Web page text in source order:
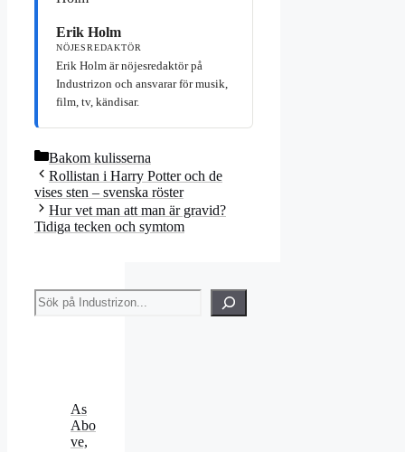
Erik Holm
NÖJESREDAKTÖR
Erik Holm är nöjesredaktör på
Industrizon och ansvarar för musik,
film, tv, kändisar.
Kategorier
Bakom kulisserna
Rollistan i Harry Potter och de
vises sten – svenska röster
Hur vet man att man är gravid?
Tidiga tecken och symtom
Sök
As
Abo
ve,